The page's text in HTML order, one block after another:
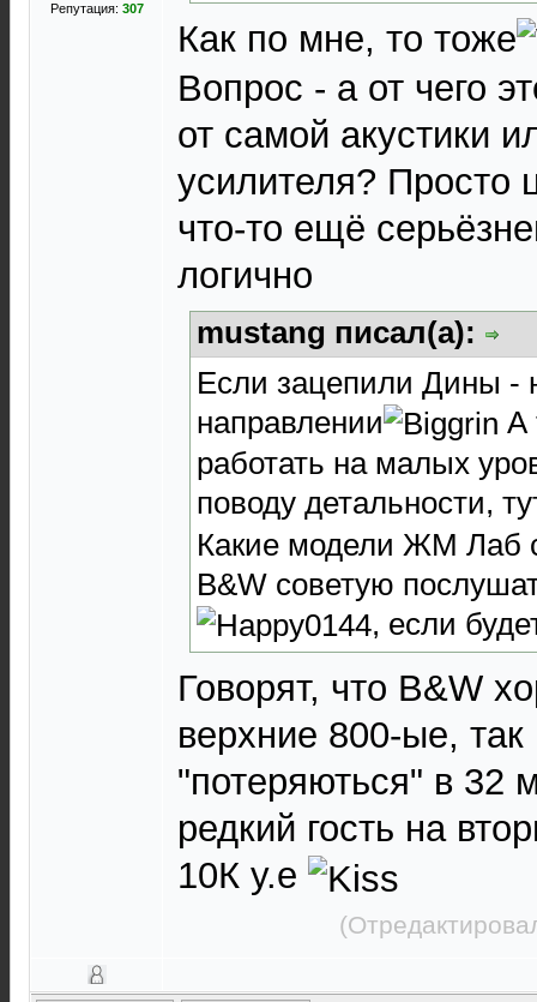
Репутация: 307
Как по мне, то тоже
Вопрос - а от чего
от самой акустики
усилителя? Просто
что-то ещё
логично
mustang писал(а):
Если зацепили Дины -
направлении
А
работать на малых
поводу детальности,
Какие модели ЖМ Лаб
B&W советую
, если
Говорят, что B&W
верхние 800-ые,
"потеряються" в 32
редкий гость на
10К у.е